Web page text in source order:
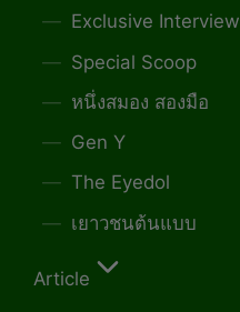
Exclusive Interview
Special Scoop
หนึ่งสมอง สองมือ
Gen Y
The Eyedol
เยาวชนต้นแบบ
Article